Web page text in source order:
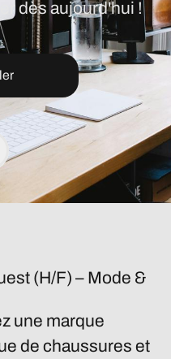
dès aujourd'hui !
(H/F) – Mode &
une marque
de chaussures et